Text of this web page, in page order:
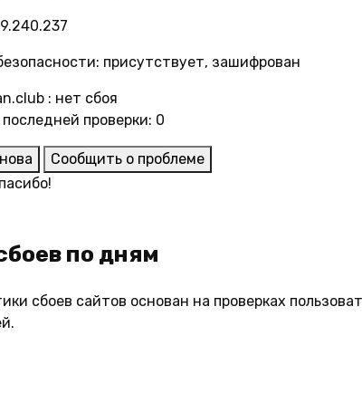
присутствует, зашифрован
: нет сбоя
проверки: 0
Сообщить о проблеме
по дням
сбоев сайтов основан на проверках